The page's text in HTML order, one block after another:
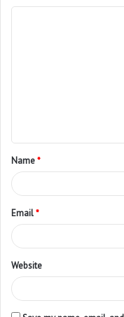
Name*
Email*
Website